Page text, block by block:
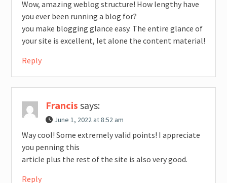
Wow, amazing weblog structure! How lengthy have
you ever been running a blog for?
you make blogging glance easy. The entire glance of
your site is excellent, let alone the content material!
Reply
Francis says:
June 1, 2022 at 8:52 am
Way cool! Some extremely valid points! I appreciate
you penning this
article plus the rest of the site is also very good.
Reply